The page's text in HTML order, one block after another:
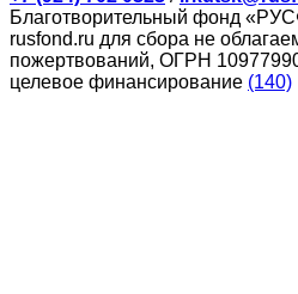
Благотворительный фонд
rusfond.ru для сбора не
пожертвований, ОГРН
целевое финансирование (140)